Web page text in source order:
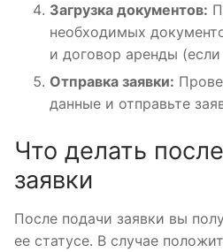
Загрузка документов:
необходимых
и договор аренды (если
Отправка заявки:
данные и отправьте
Что делать
заявки
После подачи заявки вы
ее статусе. В случае